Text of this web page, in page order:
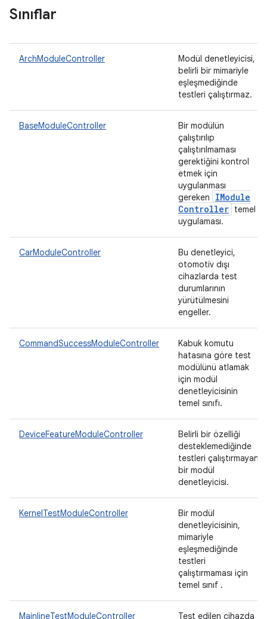
Sınıflar
ArchModuleController
Modül denetleyicisi,
belirli bir mimariyle
eşleşmediğinde
testleri çalıştırmaz.
BaseModuleController
Bir modülün
çalıştırılıp
çalıştırılmaması
gerektiğini kontrol
etmek için
uygulanması
gereken
IModule
Controller temel
uygulaması.
CarModuleController
Bu denetleyici,
otomotiv dışı
cihazlarda test
durumlarının
yürütülmesini
engeller.
CommandSuccessModuleController
Kabuk komutu
hatasına göre test
modülünü atlamak
için modül
denetleyicisinin
temel sınıfı.
DeviceFeatureModuleController
Belirli bir özelliği
desteklemediğinde
testleri çalıştırmayan
bir modül
denetleyicisi.
KernelTestModuleController
Bir modül
denetleyicisinin,
mimariyle
eşleşmediğinde
testleri
çalıştırmaması için
temel sınıf .
MainlineTestModuleController Test edilen cihazda